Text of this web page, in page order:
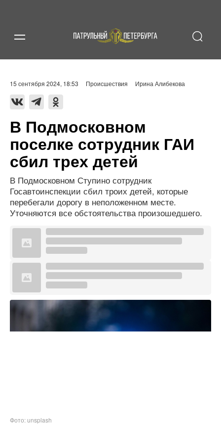
15 сентября 2024, 18:53 Происшествия Ирина Алибекова
В Подмосковном
поселке сотрудник ГАИ
сбил трех детей
В Подмосковном Ступино сотрудник
Госавтоинспекции сбил троих детей, которые
перебегали дорогу в неположенном месте.
Уточняются все обстоятельства произошедшего.
Фото: unsplash